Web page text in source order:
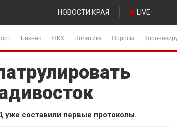
НОВОСТИ КРАЯ LIVE
Бизнес ЖКХ Политика Опросы
уже составили первые протоколы.